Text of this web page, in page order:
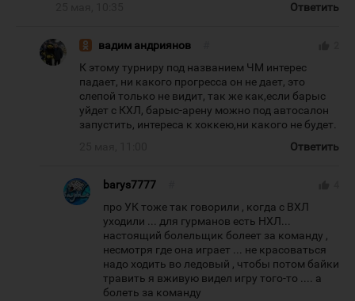
Ответить
вадим андриянов
К этому турниру под названием ЧМ интерес
падает, ни какого прогресса он не дает, это
слепой только не видит, так же как,если барыс
уйдет с КХЛ, барыс-арену можно под автосалон
запустить, интереса к хоккею,ни какого не будет.
Ответить
barys7777
про УК тоже так говорили , когда с ВХЛ
уходили ... для гурманов есть НХЛ...
настоящий болельщик болеет за команду ,
несмотря где она играет ... не красоваться
надо ходить во ледовый , чтобы потом байки
травить я вживую видел игру того-то .... а
болеть за команду